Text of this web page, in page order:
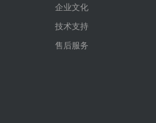
企业文化
技术支持
售后服务